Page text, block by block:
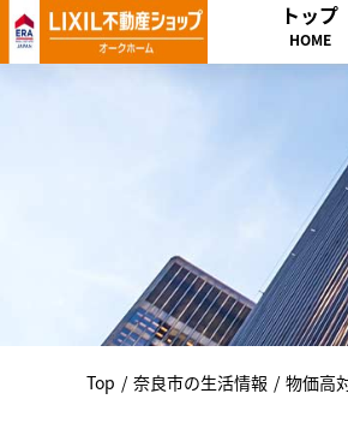
トップ
HOME
Top / 奈良市の生活情報 / 物価高